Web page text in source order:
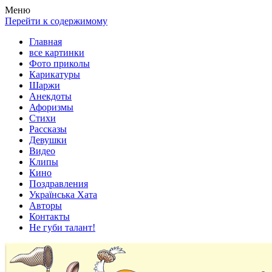
Весела хата — прикольные картинки, смешные истории, клипы!
Покажем всем ваши фото приколы, карикатуры, шаржи, стихи,
Меню
Перейти к содержимому
Главная
все картинки
Фото приколы
Карикатуры
Шаржи
Анекдоты
Афоризмы
Стихи
Рассказы
Девушки
Видео
Клипы
Кино
Поздравления
Українська Хата
Авторы
Контакты
Не губи талант!